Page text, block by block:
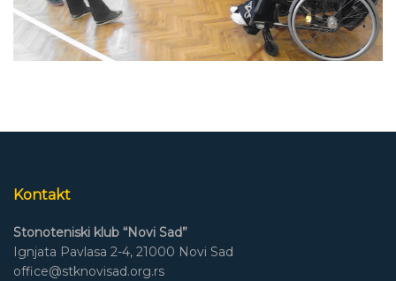
Kontakt
Stonoteniski klub “Novi Sad”
Ignjata Pavlasa 2-4, 21000 Novi Sad
office@stknovisad.org.rs